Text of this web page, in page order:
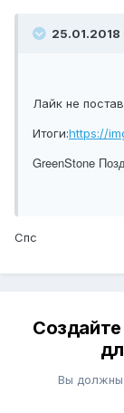
25.01.2018
Лайк не
Итоги:https://
GreenStone
Спс
Создайте
Вы должны